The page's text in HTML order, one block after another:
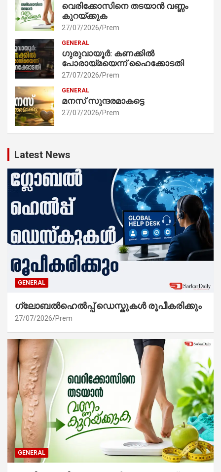
വെരിക്കോസിനെ തടയാൻ വണ്ണം
കുറയ്ക്കുക
27/07/2026 Prem
GENERAL
ഗുരുവായൂർ: കണക്കിൽ
പോരായ്മയെന്ന് ഹൈക്കോടതി
27/07/2026 Prem
GENERAL
മനസ് സുന്ദരമാകട്ടെ
27/07/2026 Prem
Latest News
GENERAL
ഗ്ലോബൽഹെൽപ്പ് ഡെസ്കുകൾ രൂപീകരിക്കും
27/07/2026 Prem
GENERAL